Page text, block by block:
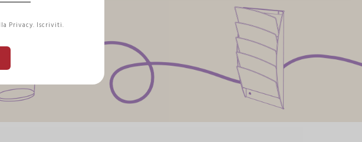
Privacy. Iscriviti.